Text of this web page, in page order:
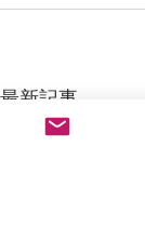
最新記事